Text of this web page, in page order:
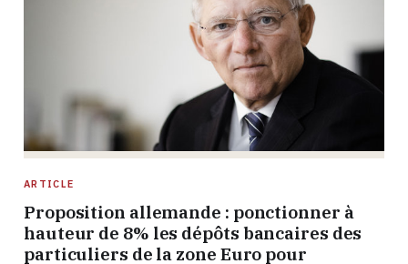
ARTICLE
Proposition allemande : ponctionner à
hauteur de 8% les dépôts bancaires des
particuliers de la zone Euro pour